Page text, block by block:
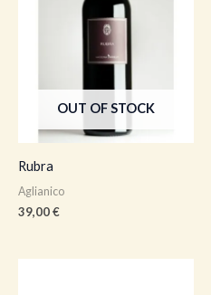
OUT OF STOCK
Rubra
Aglianico
39,00€